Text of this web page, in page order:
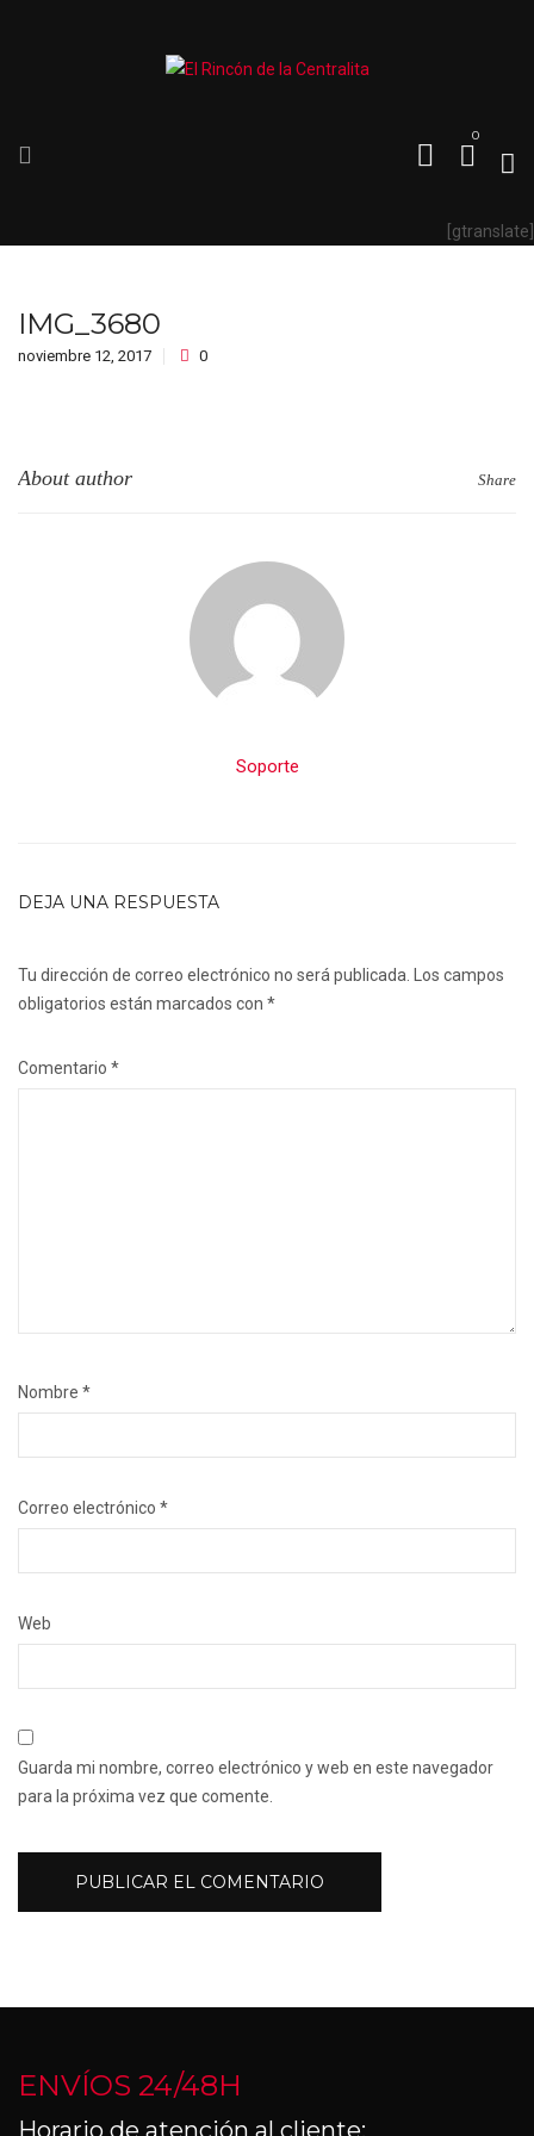
0
[gtranslate]
IMG_3680
noviembre 12, 2017 0
About author Share
Soporte
DEJA UNA RESPUESTA
Tu dirección de correo electrónico no será publicada. Los campos
obligatorios están marcados con *
Comentario *
Nombre *
Correo electrónico *
Web
Guarda mi nombre, correo electrónico y web en este navegador
para la próxima vez que comente.
ENVÍOS 24/48H